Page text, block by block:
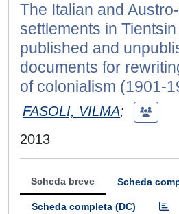
The Italian and
settlements in
published and
documents for
of colonialism (1901-
FASOLI, VILMA;
2013
Scheda breve Scheda
Scheda completa (DC)